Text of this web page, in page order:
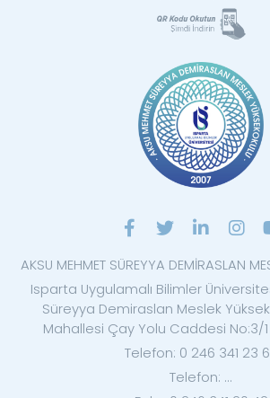
AKSU MEHMET SÜREYYA DEMİRASLAN
Isparta Uygulamalı Bilimler
Süreyya Demiraslan Meslek
Mahallesi Çay Yolu Caddesi No:3/1
Telefon: 0 246 341 23
Telefon: ...